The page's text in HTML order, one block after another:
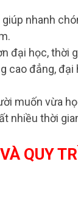
nhanh
đại học, thời
cao đẳng, đại
muốn vừa
nhiều thời
QUY